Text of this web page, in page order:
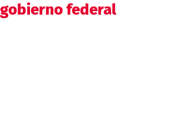
gobierno federal